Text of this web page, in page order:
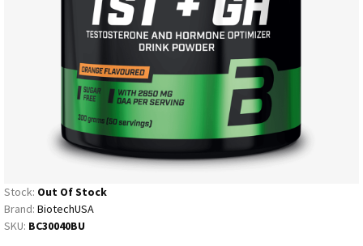
Stock: Out Of Stock
Brand: BiotechUSA
SKU: BC30040BU